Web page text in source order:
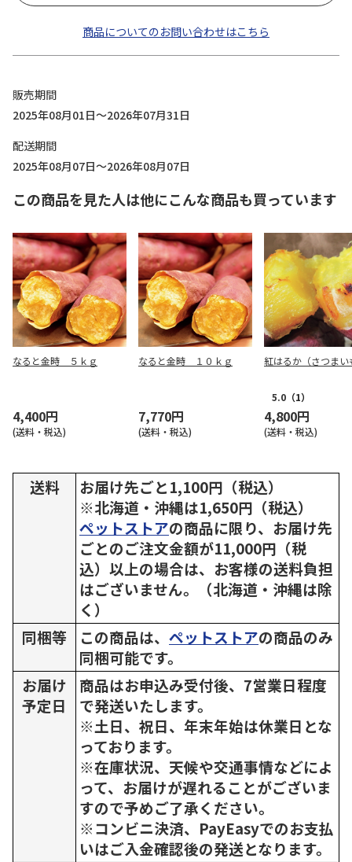
商品についてのお問い合わせはこちら
販売期間
2025年08月01日～2026年07月31日
配送期間
2025年08月07日～2026年08月07日
この商品を見た人は他にこんな商品も買っています
なると金時 ５ｋｇ
4,400円
(送料・税込)
なると金時 １０ｋｇ
7,770円
(送料・税込)
紅はるか（さつまい
5.0 （1）
4,800円
(送料・税込)
送料
お届け先ごと1,100円（税込）
※北海道・沖縄は1,650円（税込）
ペットストアの商品に限り、お届け先
ごとのご注文金額が11,000円（税
込）以上の場合は、お客様の送料負担
はございません。（北海道・沖縄は除
く）
同梱等
この商品は、 ペットストアの商品のみ
同梱可能です。
お届け
予定日
商品はお申込み受付後、7営業日程度
で発送いたします。
※土日、祝日、年末年始は休業日とな
っております。
※在庫状況、天候や交通事情などによ
って、お届けが遅れることがございま
すので予めご了承ください。
※コンビニ決済、PayEasyでのお支払
いはご入金確認後の発送となります。